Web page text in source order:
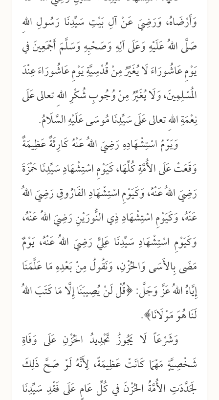
وَأَرْضَاهُ، وَرَضِيَ عَنْ آلِ بَيْتِ سَيِّدِنَا رَسُولِ اللهِ
صَلَّى اللهُ عَلَيْهِ وَعَلَى آلِهِ وَصَحْبِهِ وَسَلَّمَ أَجْمَعِينَ في
يَوْمِ عَاشُورَاءَ لَا يُغَيِّرُ مِنْ قُدْسِيَّةِ يَوْمِ عَاشُورَاءَ عِنْدَ
المُسْلِمِينَ، وَلَا يُغَيِّرُ مِنْ وُجُوبِ شُكْرِ اللهِ تعالى عَلَى
نِعْمَةِ اللهِ تعالى عَلَى سَيِّدِنَا مُوسَى عَلَيْهِ السَّلَامُ.
وَيَوْمُ اسْتِشْهَادِهِ رَضِيَ اللهُ عَنْهُ كَارِثَةٌ عَظِيمَةٌ
وَقَعَتْ عَلَى الأُمَّةِ كُلِّهَا، كَيَوْمِ اسْتِشْهَادِ سَيِّدِنَا حَمْزَةَ
رَضِيَ اللهُ عَنْهُ، وَكَيَوْمِ اسْتِشْهَادِ الفَارُوقِ رَضِيَ اللهُ
عَنْهُ، وَكَيَوْمِ اسْتِشْهَادِ ذِي النُّورَيْنِ رَضِيَ اللهُ عَنْهُ،
وَكَيَوْمِ اسْتِشْهَادِ سَيِّدِنَا عَلِيٍّ رَضِيَ اللهُ عَنْهُ، يَوْمٌ
مَضَى بِالأَسَى وَالحُزْنِ، وَنَقُولُ مِنْ بَعْدِهِ مَا عَلَّمَنَا
إِيَّاهُ اللهُ عَزَّ وَجَلَّ: ﴿قُلْ لَنْ يُصِيبَنَا إِلَّا مَا كَتَبَ اللهُ
لَنَا هُوَ مَوْلَانَا﴾.
وَشَرْعَاً لَا يَجُوزُ تَجْدِيدُ الحُزْنِ عَلَى وَفَاةِ
شَخْصِيَّةٍ مَهْمَا كَانَتْ عَظِيمَةً، لِأَنَّهُ لَوْ صَحَّ ذَلِكَ
لَجَدَّدَتِ الأُمَّةُ الحُزْنَ في كُلِّ عَامٍ عَلَى فَقْدِ سَيِّدِنَا